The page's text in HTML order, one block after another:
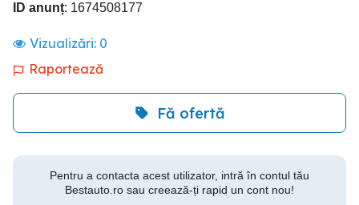
ID anunț: 1674508177
Vizualizări: 0
Raportează
Fă ofertă
Pentru a contacta acest utilizator, intră în contul tău
Bestauto.ro sau creează-ți rapid un cont nou!